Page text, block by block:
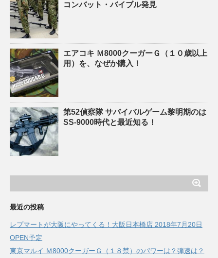
コンバット・バイブル発見
エアコキ Ｍ8000クーガーＧ（１０歳以上
用）を、なぜか購入！
第52偵察隊 サバイバルゲーム黎明期のは
SS-9000時代と最近知る！
最近の投稿
レプマートが大阪にやってくる！大阪日本橋店 2018年7月20日
OPEN予定
東京マルイ Ｍ8000クーガーＧ（１８禁）のパワーは？弾速は？